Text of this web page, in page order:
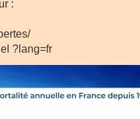
:
?lang=fr